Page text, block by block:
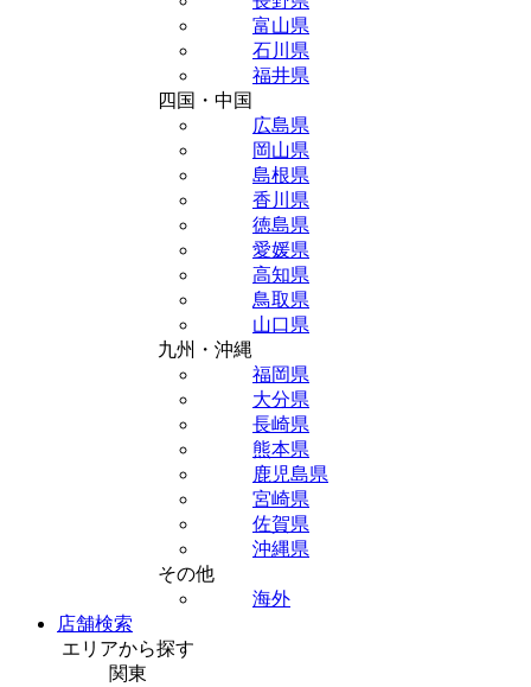
富山県
石川県
福井県
四国・中国
広島県
岡山県
島根県
香川県
徳島県
愛媛県
高知県
鳥取県
山口県
九州・沖縄
福岡県
大分県
長崎県
熊本県
鹿児島県
宮崎県
佐賀県
沖縄県
その他
海外
店舗検索
エリアから探す
関東